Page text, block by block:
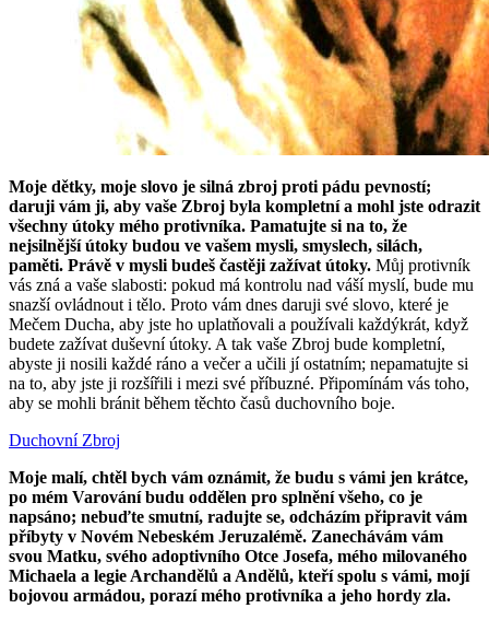
Moje dětky, moje slovo je silná zbroj proti pádu pevností;
daruji vám ji, aby vaše Zbroj byla kompletní a mohl jste odrazit
všechny útoky mého protivníka. Pamatujte si na to, že
nejsilnější útoky budou ve vašem mysli, smyslech, silách,
paměti. Právě v mysli budeš častěji zažívat útoky. Můj protivník
vás zná a vaše slabosti: pokud má kontrolu nad váší myslí, bude mu
snazší ovládnout i tělo. Proto vám dnes daruji své slovo, které je
Mečem Ducha, aby jste ho uplatňovali a používali každýkrát, když
budete zažívat duševní útoky. A tak vaše Zbroj bude kompletní,
abyste ji nosili každé ráno a večer a učili jí ostatním; nepamatujte si
na to, aby jste ji rozšířili i mezi své příbuzné. Připomínám vás toho,
aby se mohli bránit během těchto časů duchovního boje.
Duchovní Zbroj
Moje malí, chtěl bych vám oznámit, že budu s vámi jen krátce,
po mém Varování budu oddělen pro splnění všeho, co je
napsáno; nebuďte smutní, radujte se, odcházím připravit vám
příbyty v Novém Nebeském Jeruzalémě. Zanechávám vám
svou Matku, svého adoptivního Otce Josefa, mého milovaného
Michaela a legie Archandělů a Andělů, kteří spolu s vámi, mojí
bojovou armádou, porazí mého protivníka a jeho hordy zla.